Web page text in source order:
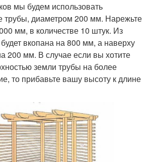
мы будем использовать
трубы, диаметром 200 мм. Нарежьте
мм, в количестве 10 штук. Из
будет вкопана на 800 мм, а наверху
200 мм. В случае если вы хотите
земли трубы на более
то прибавьте вашу высоту к длине